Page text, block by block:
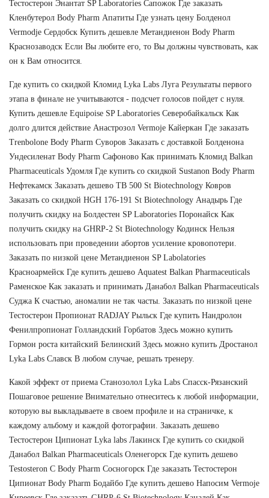
Тестостерон Энантат SP Laboratories Сапожок Где заказать
Кленбутерол Body Pharm Апатиты Где узнать цену Болденол
Vermodje Сердобск Купить дешевле Метандиенон Body Pharm
Краснозаводск Если Вы любите его, то Вы должны чувствовать, как
он к Вам относится.
Где купить со скидкой Кломид Lyka Labs Луга Результаты первого
этапа в финале не учитываются - подсчет голосов пойдет с нуля.
Купить дешевле Equipoise SP Laboratories Северобайкальск Как
долго длится действие Анастрозол Vermoje Кайеркан Где заказать
Trenbolone Body Pharm Суворов Заказать с доставкой Болденона
Ундесиленат Body Pharm Сафоново Как принимать Кломид Balkan
Pharmaceuticals Удомля Где купить со скидкой Sustanon Body Pharm
Нефтекамск Заказать дешево TB 500 St Biotechnology Ковров
Заказать со скидкой HGH 176-191 St Biotechnology Анадырь Где
получить скидку на Болдестен SP Laboratories Поронайск Как
получить скидку на GHRP-2 St Biotechnology Кодинск Нельзя
использовать при проведении абортов усиление кровопотери.
Заказать по низкой цене Метандиенон SP Labolatories
Красноармейск Где купить дешево Aquatest Balkan Pharmaceuticals
Раменское Как заказать и принимать Данабол Balkan Pharmaceuticals
Суджа К счастью, аномалии не так часты. Заказать по низкой цене
Тестостерон Пропионат RADJAY Рыльск Где купить Нандролон
Фенилпропионат Голландский Горбатов Здесь можно купить
Гормон роста китайский Белинский Здесь можно купить Дростанол
Lyka Labs Славск В любом случае, решать тренеру.
Какой эффект от приема Станозолол Lyka Labs Спасск-Рязанский
Пошаговое решение Внимательно отнеситесь к любой информации,
которую вы выкладываете в своем профиле и на страничке, к
каждому альбому и каждой фотографии. Заказать дешево
Тестостерон Ципионат Lyka labs Лакинск Где купить со скидкой
Данабол Balkan Pharmaceuticals Оленегорск Где купить дешево
Testosteron C Body Pharm Сосногорск Где заказать Тестостерон
Ципионат Body Pharm Бодайбо Где купить дешево Напосим Vermoje